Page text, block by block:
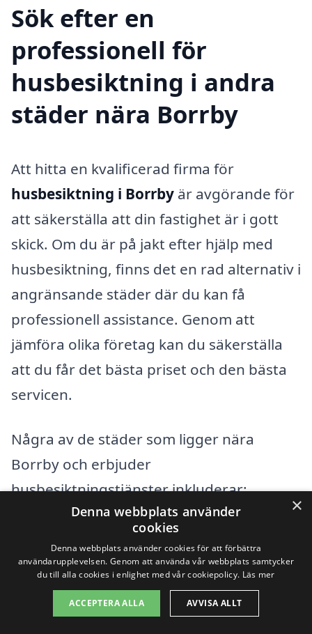
Sök efter en
professionell för
husbesiktning i andra
städer nära Borrby
Att hitta en kvalificerad firma för
husbesiktning i Borrby är avgörande för
att säkerställa att din fastighet är i gott
skick. Om du är på jakt efter hjälp med
husbesiktning, finns det en rad alternativ i
angränsande städer där du kan få
professionell assistance. Genom att
jämföra olika företag kan du säkerställa
att du får det bästa priset och den bästa
servicen.
Några av de städer som ligger nära
Borrby och erbjuder
husbesiktningstjänster inkluderar:
Kivik
Brösarp
×
Denna webbplats använder
cookies
Denna webbplats använder cookies för att förbättra
användarupplevelsen. Genom att använda vår webbplats samtycker
du till alla cookies i enlighet med vår cookiepolicy. Läs mer
ACCEPTERA ALLA AVVISA ALLT